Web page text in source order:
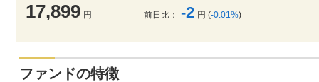
17,899 円 前日比： -2 円 (-0.01%)
ファンドの特徴